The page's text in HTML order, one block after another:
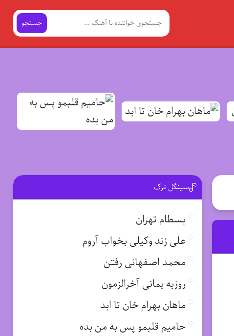
جستجو
سینگل ترک
بسطام تهران
علی زند وکیلی بخواب آروم
محمد اصفهانی رفتن
روزبه بمانی آخرالزمون
ماهان بهرام خان تا ابد
حامیم قلبمو پس به من بده